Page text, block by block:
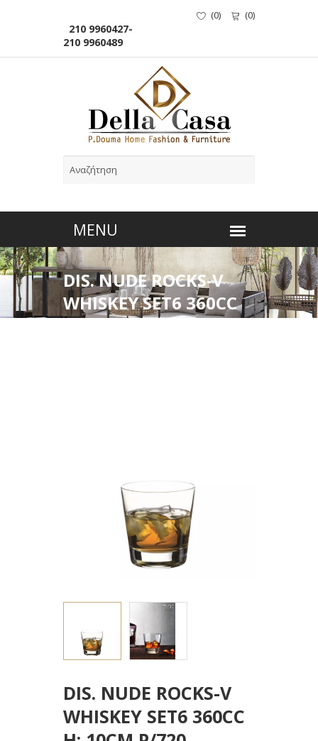
210 9960427-
210 9960489
(0) (0)
DIS. NUDE ROCKS-V
WHISKEY SET6 360CC
H: 10CM P/720
DIS. NUDE ROCKS-V
WHISKEY SET6 360CC